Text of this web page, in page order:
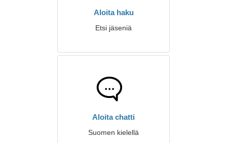
Aloita haku
Etsi jäseniä
Aloita chatti
Suomen kielellä